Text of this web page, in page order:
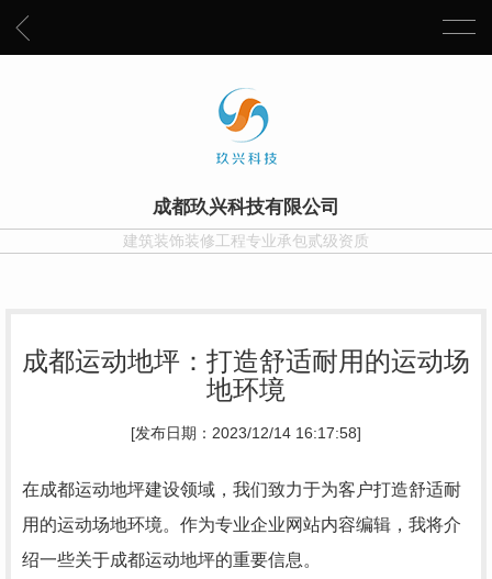
成都玖兴科技有限公司
建筑装饰装修工程专业承包贰级资质
成都运动地坪：打造舒适耐用的运动场
地环境
[发布日期：2023/12/14 16:17:58]
在成都运动地坪建设领域，我们致力于为客户打造舒适耐
用的运动场地环境。作为专业企业网站内容编辑，我将介
绍一些关于成都运动地坪的重要信息。